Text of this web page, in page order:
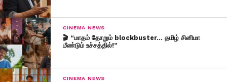
CINEMA NEWS
🎬 “மாதம் தோறும் blockbuster… தமிழ் சினிமா
மீண்டும் உச்சத்தில்!”
CINEMA NEWS